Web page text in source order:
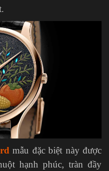
mẫu đặc biệt này được
hạnh phúc, tràn đầy